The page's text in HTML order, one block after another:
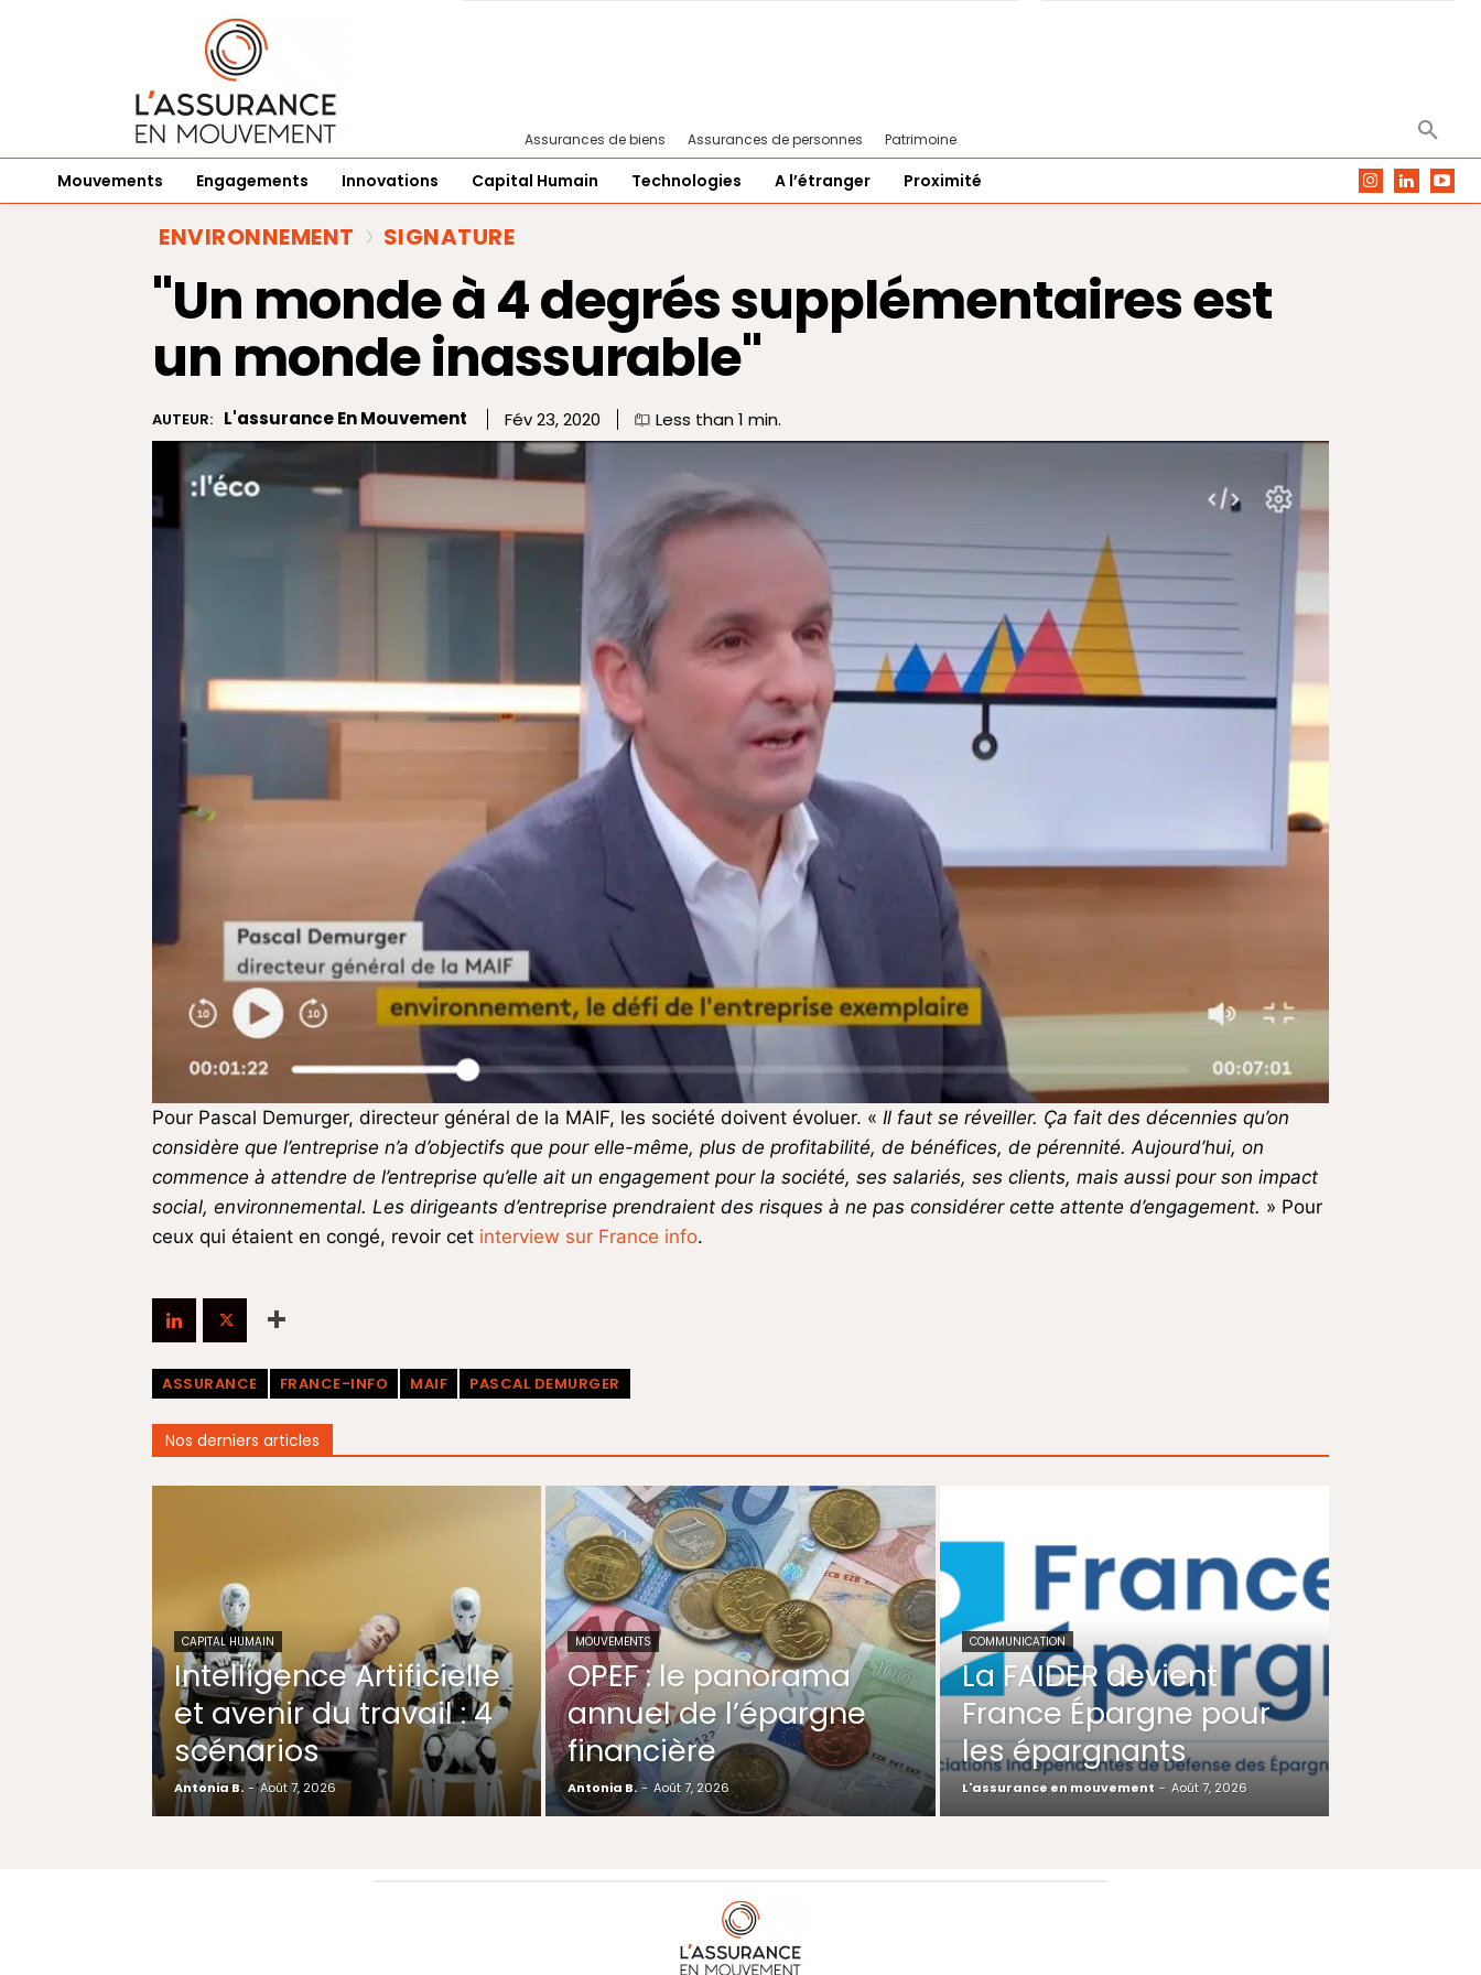
Assurances de biens Assurances de personnes Patrimoine
Mouvements Engagements Innovations Capital Humain Technologies A l’étranger Proximité
ENVIRONNEMENT SIGNATURE
"Un monde à 4 degrés supplémentaires est
un monde inassurable"
AUTEUR: L'assurance En Mouvement Fév 23, 2020 Less than 1 min.
Pour Pascal Demurger, directeur général de la MAIF, les société doivent évoluer. « Il faut se réveiller. Ça fait des décennies qu’on
considère que l’entreprise n’a d’objectifs que pour elle-même, plus de profitabilité, de bénéfices, de pérennité. Aujourd’hui, on
commence à attendre de l’entreprise qu’elle ait un engagement pour la société, ses salariés, ses clients, mais aussi pour son impact
social, environnemental. Les dirigeants d’entreprise prendraient des risques à ne pas considérer cette attente d’engagement. » Pour
ceux qui étaient en congé, revoir cet interview sur France info.
ASSURANCE FRANCE-INFO MAIF PASCAL DEMURGER
Nos derniers articles
CAPITAL HUMAIN
Intelligence Artificielle
et avenir du travail : 4
scénarios
Antonia B. - Août 7, 2026
MOUVEMENTS
OPEF : le panorama
annuel de l’épargne
financière
Antonia B. - Août 7, 2026
COMMUNICATION
La FAIDER devient
France Épargne pour
les épargnants
L'assurance en mouvement - Août 7, 2026